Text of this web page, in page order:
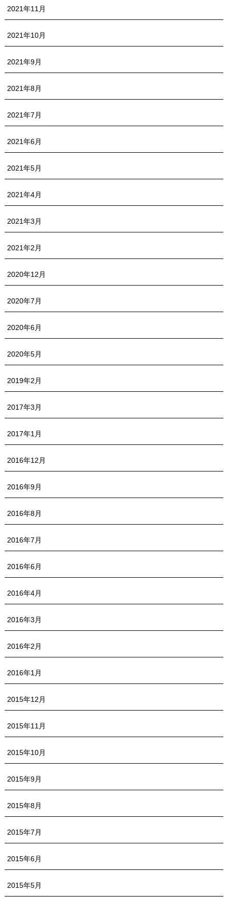
2021年11月
2021年10月
2021年9月
2021年8月
2021年7月
2021年6月
2021年5月
2021年4月
2021年3月
2021年2月
2020年12月
2020年7月
2020年6月
2020年5月
2019年2月
2017年3月
2017年1月
2016年12月
2016年9月
2016年8月
2016年7月
2016年6月
2016年4月
2016年3月
2016年2月
2016年1月
2015年12月
2015年11月
2015年10月
2015年9月
2015年8月
2015年7月
2015年6月
2015年5月